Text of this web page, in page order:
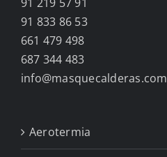
91 833 86 53
661 479 498
687 344 483
info@masquecalderas.com
Aerotermia